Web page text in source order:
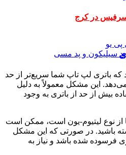
یو
سیلیکون و پد مسی
در کرج
باتری لپ‌ تاپ شما سریع‌تر از حد
این مشکل معمولاً به دلیل
بیش از حد از باتری به وجود
از نوع لیتیوم-یون است، ممکن است
باشید. در صورتی که این مشکل
شده باشد و نیاز به